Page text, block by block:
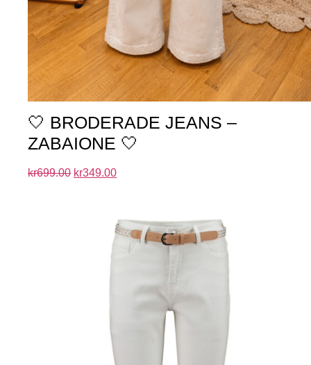
🤍 BRODERADE JEANS –
ZABAIONE 🤍
kr699.00 kr349.00